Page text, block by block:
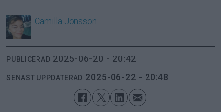
Camilla Jonsson
PUBLICERAD 2025-06-20 - 20:42
SENAST UPPDATERAD 2025-06-22 - 20:48